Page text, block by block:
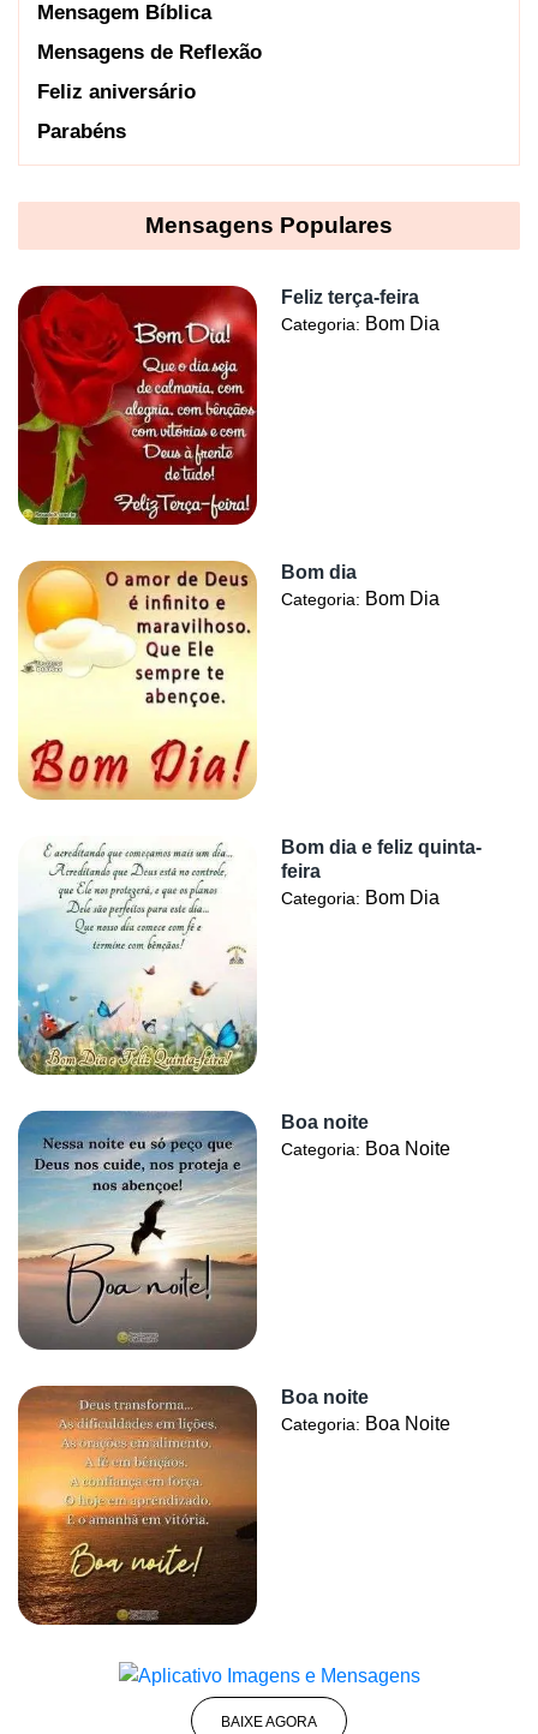
Mensagem Bíblica
Mensagens de Reflexão
Feliz aniversário
Parabéns
Mensagens Populares
Feliz terça-feira
Categoria: Bom Dia
Bom dia
Categoria: Bom Dia
Bom dia e feliz quinta-
feira
Categoria: Bom Dia
Boa noite
Categoria: Boa Noite
Boa noite
Categoria: Boa Noite
BAIXE AGORA